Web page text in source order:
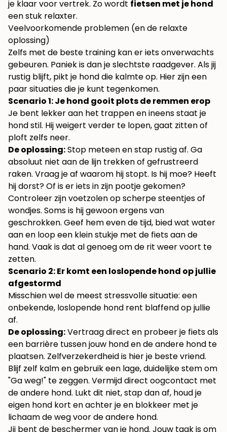
je klaar voor vertrek. Zo wordt fietsen met je hond
een stuk relaxter.
Veelvoorkomende problemen (en de relaxte
oplossing)
Zelfs met de beste training kan er iets onverwachts
gebeuren. Paniek is dan je slechtste raadgever. Als jij
rustig blijft, pikt je hond die kalmte op. Hier zijn een
paar situaties die je kunt tegenkomen.
Scenario 1: Je hond gooit plots de remmen erop
Je bent lekker aan het trappen en ineens staat je
hond stil. Hij weigert verder te lopen, gaat zitten of
ploft zelfs neer.
De oplossing:Stop meteen en stap rustig af. Ga
absoluut niet aan de lijn trekken of gefrustreerd
raken. Vraag je af waarom hij stopt. Is hij moe? Heeft
hij dorst? Of is er iets in zijn pootje gekomen?
Controleer zijn voetzolen op scherpe steentjes of
wondjes. Soms is hij gewoon ergens van
geschrokken. Geef hem even de tijd, bied wat water
aan en loop een klein stukje met de fiets aan de
hand. Vaak is dat al genoeg om de rit weer voort te
zetten.
Scenario 2: Er komt een loslopende hond op jullie
afgestormd
Misschien wel de meest stressvolle situatie: een
onbekende, loslopende hond rent blaffend op jullie
af.
De oplossing:Vertraag direct en probeer je fiets als
een barrière tussen jouw hond en de andere hond te
plaatsen. Zelfverzekerdheid is hier je beste vriend.
Blijf zelf kalm en gebruik een lage, duidelijke stem om
"Ga weg!" te zeggen. Vermijd direct oogcontact met
de andere hond. Lukt dit niet, stap dan af, houd je
eigen hond kort en achter je en blokkeer met je
lichaam de weg voor de andere hond.
Jij bent de beschermer van je hond. Jouw taak is om